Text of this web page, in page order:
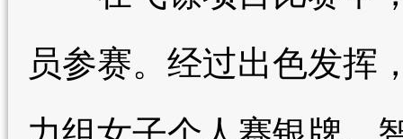
员参赛。经过出色发挥